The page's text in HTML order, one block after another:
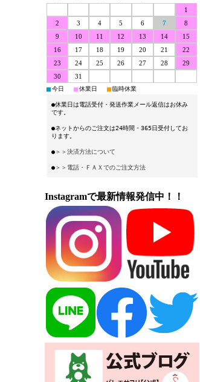
1
2
3 4 5 6 7
8
9
10 11 12 13 14
15
16
17 18 19 20 21
22
23
24 25 26 27 28
29
30
31
■今日 ■休業日 ■臨時休業
●休業日は電話受付・発送作業メール返信はお休み
です。
●ネットからのご注文は24時間・365日受付してお
ります。
●＞＞決済方法について
●＞＞電話・ＦＡＸでのご注文方法
Instagramで最新情報発信中！！